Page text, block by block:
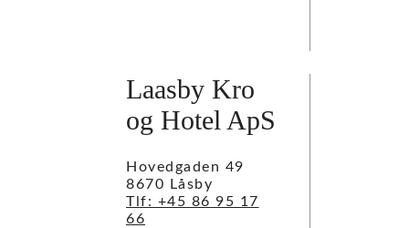
Laasby Kro
og Hotel ApS
Hovedgaden 49
8670 Låsby
Tlf: +45 86 95 17
66